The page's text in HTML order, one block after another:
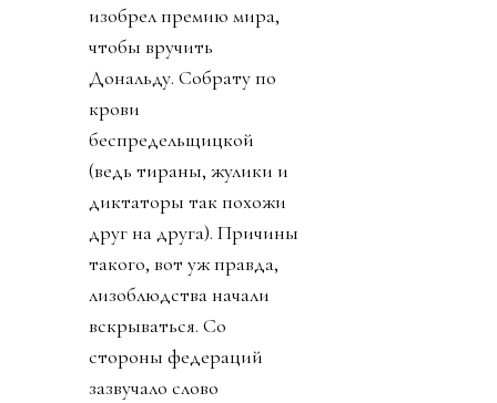
изобрел премию мира,
чтобы вручить
Дональду. Собрату по
крови
беспредельщицкой
(ведь тираны, жулики и
диктаторы так похожи
друг на друга). Причины
такого, вот уж правда,
лизоблюдства начали
вскрываться. Со
стороны федераций
зазвучало слово